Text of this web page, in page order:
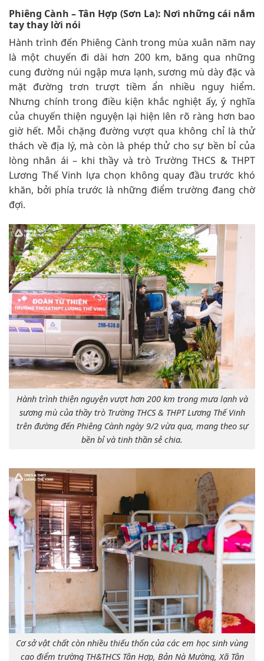
Phiêng Cành – Tân Hợp (Sơn La): Nơi những cái nắm
tay thay lời nói
Hành trình đến Phiêng Cành trong mùa xuân năm nay
là một chuyến đi dài hơn 200 km, băng qua những
cung đường núi ngập mưa lạnh, sương mù dày đặc và
mặt đường trơn trượt tiềm ẩn nhiều nguy hiểm.
Nhưng chính trong điều kiện khắc nghiệt ấy, ý nghĩa
của chuyến thiện nguyện lại hiện lên rõ ràng hơn bao
giờ hết. Mỗi chặng đường vượt qua không chỉ là thử
thách về địa lý, mà còn là phép thử cho sự bền bỉ của
lòng nhân ái – khi thầy và trò Trường THCS & THPT
Lương Thế Vinh lựa chọn không quay đầu trước khó
khăn, bởi phía trước là những điểm trường đang chờ
đợi.
Hành trình thiện nguyện vượt hơn 200 km trong mưa lạnh và
sương mù của thầy trò Trường THCS & THPT Lương Thế Vinh
trên đường đến Phiêng Cành ngày 9/2 vừa qua, mang theo sự
bền bỉ và tinh thần sẻ chia.
Cơ sở vật chất còn nhiều thiếu thốn của các em học sinh vùng
cao điểm trường TH&THCS Tân Hợp, Bản Nà Mường, Xã Tân